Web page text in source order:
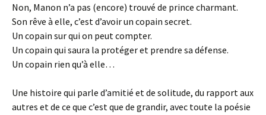
Non, Manon n’a pas (encore) trouvé de prince charmant.
Son rêve à elle, c’est d’avoir un copain secret.
Un copain sur qui on peut compter.
Un copain qui saura la protéger et prendre sa défense.
Un copain rien qu’à elle…
Une histoire qui parle d’amitié et de solitude, du rapport aux
autres et de ce que c’est que de grandir, avec toute la poésie